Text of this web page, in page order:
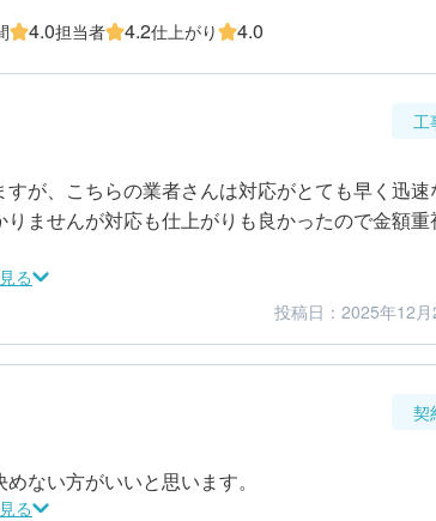
4.0担当者 4.2仕上がり 4.0
工
が、こちらの業者さんは対応がとても早く迅速
ませんが対応も仕上がりも良かったので金額重
る
投稿日：2025年12
契
ない方がいいと思います。
る